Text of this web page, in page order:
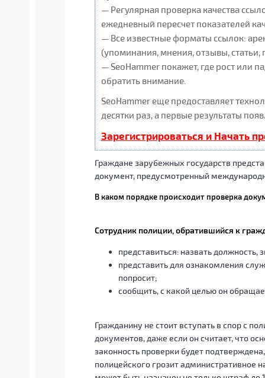
— Регулярная проверка качества
ежедневный пересчет показателей
— Все известные форматы ссылок:
(упоминания, мнения, отзывы, статьи,
— SeoHammer покажет, где рост или
обратить внимание.
SeoHammer еще предоставляет
десятки раз, а первые результаты
Зарегистрироваться и Начать
Граждане зарубежных государств
документ, предусмотренный
В каком порядке происходит проверка
Сотрудник полиции, обратившийся к
представиться: назвать должность,
представить для ознакомления
попросит;
сообщить, с какой целью он
Гражданину не стоит вступать в спор с
документов, даже если он считает, что
законность проверки будет
полицейского грозит административное